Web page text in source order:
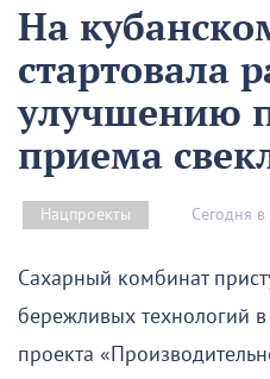
На
стартовала
улучшению
приема
Нацпроекты Сегодня
Сахарный комбинат
бережливых технологий
проекта